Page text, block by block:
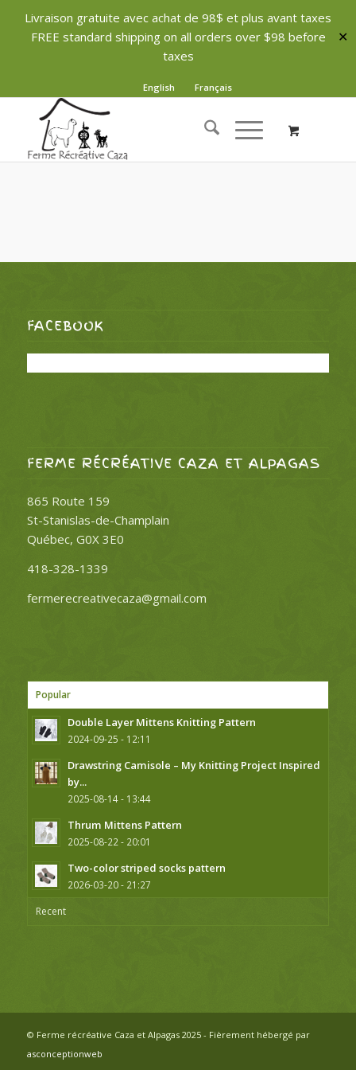
Livraison gratuite avec achat de 98$ et plus avant taxes
FREE standard shipping on all orders over $98 before
taxes
✕
English Français
FACEBOOK
FERME RÉCRÉATIVE CAZA ET ALPAGAS
865 Route 159
St-Stanislas-de-Champlain
Québec, G0X 3E0
418-328-1339
fermerecreativecaza@gmail.com
Popular
Double Layer Mittens Knitting Pattern
2024-09-25 - 12:11
Drawstring Camisole – My Knitting Project Inspired
by...
2025-08-14 - 13:44
Thrum Mittens Pattern
2025-08-22 - 20:01
Two-color striped socks pattern
2026-03-20 - 21:27
Recent
© Ferme récréative Caza et Alpagas 2025 - Fièrement hébergé par
asconceptionweb